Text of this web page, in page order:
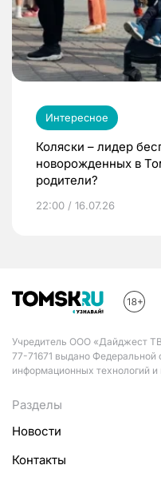
Интересное
Коляски – лидер
новорожденных в
родители?
22:00 / 16.07.26
Учредитель ООО «Дайджест
77-71671 выдано Федеральной
информационных технологий
Разделы
Новости
Контакты